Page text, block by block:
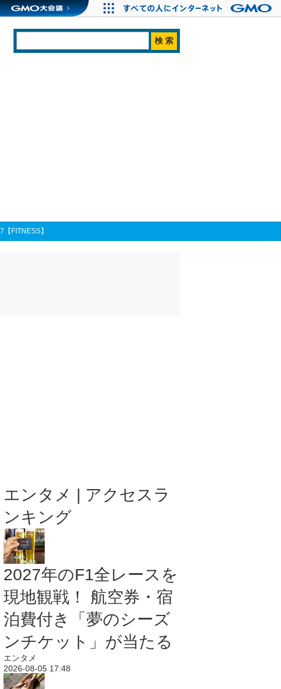
FITNESS】
エンタメ | アクセスラ
ンキング
2027年のF1全レースを
現地観戦！ 航空券・宿
泊費付き「夢のシーズ
ンチケット」が当たる
エンタメ
2026-08-05 17:48